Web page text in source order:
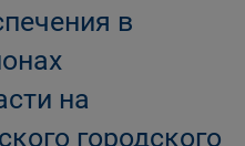
в
на
городского